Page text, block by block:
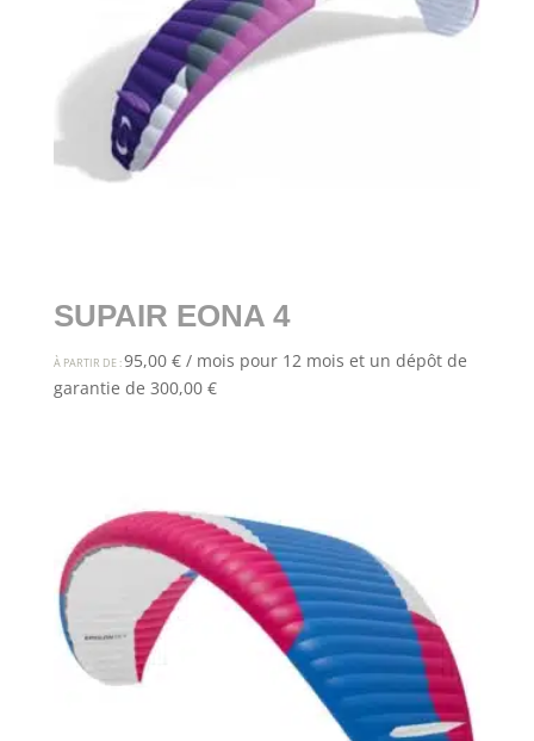
SUPAIR EONA 4
À PARTIR DE :95,00 € / mois pour 12 mois et un dépôt de
garantie de 300,00 €